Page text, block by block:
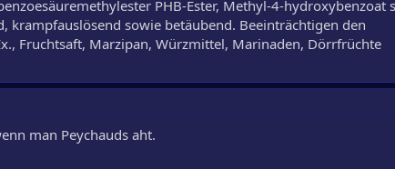
PHB-Ester, Methyl-4-hydroxybenzoat
krampfauslösend sowie betäubend. Beeinträchtigen den
Fruchtsaft, Marzipan, Würzmittel, Marinaden, Dörrfrüchte
man Peychauds aht.